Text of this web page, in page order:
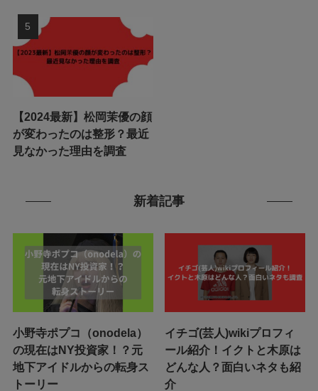
【2024最新】松岡茉優の顔
が変わったのは整形？最近
見なかった理由を調査
新着記事
小野寺ポプコ（onodela）
の現在はNY投資家！？元
地下アイドルからの転身ス
トーリー
イチゴ(芸人)wikiプロフィ
ール紹介！イクトと木原は
どんな人？面白いネタも紹
介